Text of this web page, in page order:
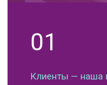
01
Клиенты — наша